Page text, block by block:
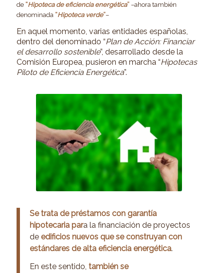
de “Hipoteca de eficiencia energética”–ahora también
denominada “Hipoteca verde”–
En aquel momento, varias entidades españolas,
dentro del denominado “Plan de Acción: Financiar
el desarrollo sostenible”, desarrollado desde la
Comisión Europea, pusieron en marcha “Hipotecas
Piloto de Eficiencia Energética”.
Se trata de préstamos con garantía
hipotecaria para la financiación de proyectos
de edificios nuevos que se construyan con
estándares de alta eficiencia energética.
En este sentido, también se